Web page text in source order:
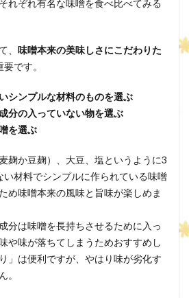
れぞれ有名な味噌を食べ比べてみる
、 味噌本来の美味しさにこだわりた
です。
シンプルな材料のものを選ぶ
分の入っていない物を選ぶ
を選ぶ
麹か豆麹）、大豆、塩というように3
材料でシンプルに作られている味噌
め味噌本来の風味と旨味が楽しめま
分は味噌を長持ちさせるために入っ
や味が落ちてしまうためおすすめし
」は便利ですが、やはり味が劣化す
。